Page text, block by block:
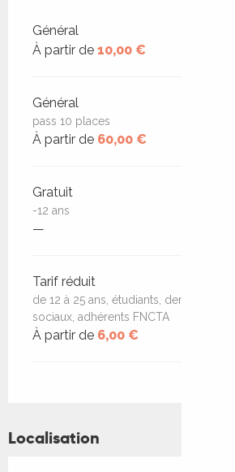
Tarifs 2026
Général
À partir de 10,00 €
Général
pass 10 places
À partir de 60,00 €
Gratuit
-12 ans
—
Tarif réduit
de 12 à 25 ans, étudiants,
sociaux, adhérents FNCTA
À partir de 6,00 €
Localisation